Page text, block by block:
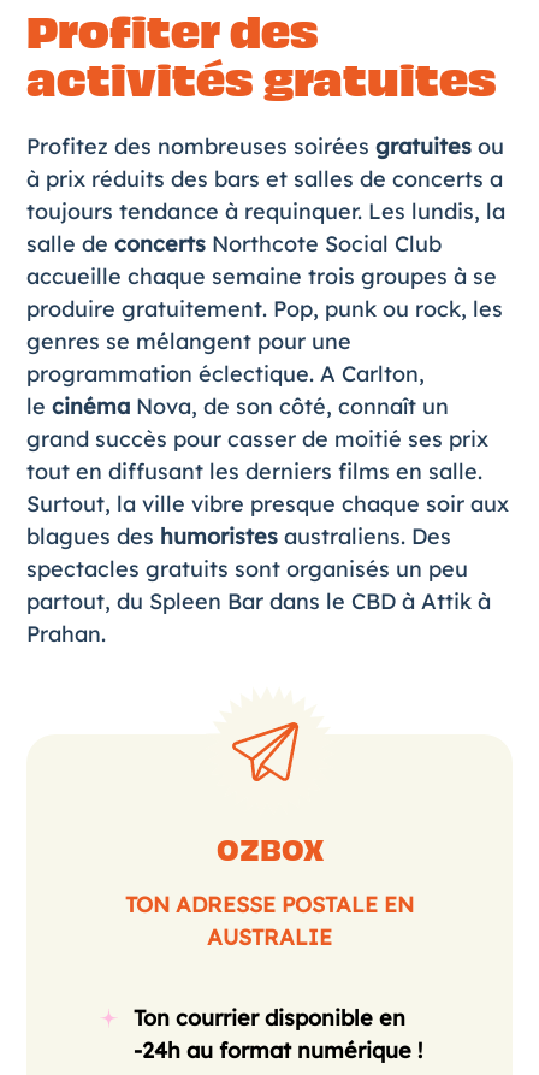
Profiter des
activités gratuites
Profitez des nombreuses soirées gratuites ou
à prix réduits des bars et salles de concerts a
toujours tendance à requinquer. Les lundis, la
salle de concertsNorthcote Social Club
accueille chaque semaine trois groupes à se
produire gratuitement. Pop, punk ou rock, les
genres se mélangent pour une
programmation éclectique. A Carlton,
le cinémaNova, de son côté, connaît un
grand succès pour casser de moitié ses prix
tout en diffusant les derniers films en salle.
Surtout, la ville vibre presque chaque soir aux
blagues des humoristesaustraliens. Des
spectacles gratuits sont organisés un peu
partout, du Spleen Bar dans le CBD à Attik à
Prahan.
OZBOX
TON ADRESSE POSTALE EN
AUSTRALIE
Ton courrier disponible en
-24h au format numérique !